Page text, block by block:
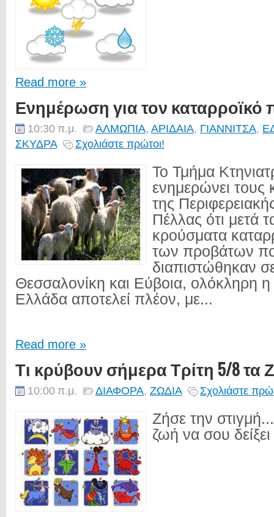
Read more »
Ενημέρωση για τον καταρροϊκό
10:30 π.μ. ΑΛΜΩΠΙΑ, ΑΡΙΔΑΙΑ, ΓΙΑΝΝΙΤΣΑ,
ΣΚΥΔΡΑ
Σχολιάστε πρώτοι!
Το Τμήμα
ενημερώνει τους
της
Πέλλας ότι μετά
κρούσματα
των προβάτων
διαπιστώθηκαν
Θεσσαλονίκη και Εύβοια, ολόκληρη η
Ελλάδα αποτελεί πλέον, με...
Read more »
Τι κρύβουν σήμερα Τρίτη 5/8 τα
10:00 π.μ. ΔΙΑΦΟΡΑ, ΖΩΔΙΑ Σχολιάστε
Ζήσε την
ζωή να σου